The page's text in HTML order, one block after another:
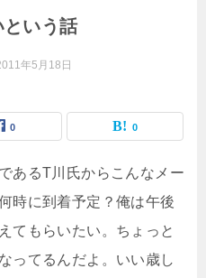
いう話
年5月18日
0 0
あるT川氏からこんなメー
時に到着予定？俺は午後
てもらいたい。ちょっと
ってるんだよ。いい歳し